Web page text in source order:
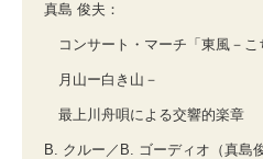
真島 俊夫：
コンサート・マーチ「東風－こ
月山ー白き山－
最上川舟唄による交響的楽章
B. クルー／B. ゴーディオ（真島